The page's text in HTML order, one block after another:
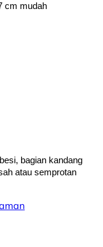
cm mudah
bagian kandang
atau semprotan